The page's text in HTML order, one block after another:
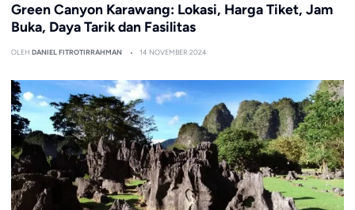
Green Canyon Karawang: Lokasi, Harga Tiket, Jam
Buka, Daya Tarik dan Fasilitas
OLEH DANIEL FITROTIRRAHMAN 14 NOVEMBER 2024